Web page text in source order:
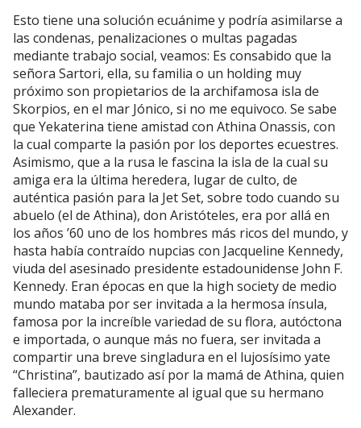
Esto tiene una solución ecuánime y podría asimilarse a
las condenas, penalizaciones o multas pagadas
mediante trabajo social, veamos: Es consabido que la
señora Sartori, ella, su familia o un holding muy
próximo son propietarios de la archifamosa isla de
Skorpios, en el mar Jónico, si no me equivoco. Se sabe
que Yekaterina tiene amistad con Athina Onassis, con
la cual comparte la pasión por los deportes ecuestres.
Asimismo, que a la rusa le fascina la isla de la cual su
amiga era la última heredera, lugar de culto, de
auténtica pasión para la Jet Set, sobre todo cuando su
abuelo (el de Athina), don Aristóteles, era por allá en
los años ’60 uno de los hombres más ricos del mundo, y
hasta había contraído nupcias con Jacqueline Kennedy,
viuda del asesinado presidente estadounidense John F.
Kennedy. Eran épocas en que la high society de medio
mundo mataba por ser invitada a la hermosa ínsula,
famosa por la increíble variedad de su flora, autóctona
e importada, o aunque más no fuera, ser invitada a
compartir una breve singladura en el lujosísimo yate
“Christina”, bautizado así por la mamá de Athina, quien
falleciera prematuramente al igual que su hermano
Alexander.